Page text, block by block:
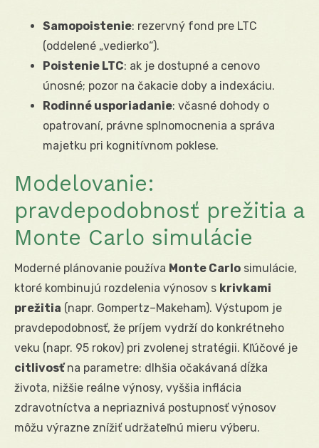
Samopoistenie: rezervný fond pre LTC
(oddelené „vedierko“).
Poistenie LTC: ak je dostupné a cenovo
únosné; pozor na čakacie doby a indexáciu.
Rodinné usporiadanie: včasné dohody o
opatrovaní, právne splnomocnenia a správa
majetku pri kognitívnom poklese.
Modelovanie:
pravdepodobnosť prežitia a
Monte Carlo simulácie
Moderné plánovanie používa Monte Carlo simulácie,
ktoré kombinujú rozdelenia výnosov s krivkami
prežitia (napr. Gompertz–Makeham). Výstupom je
pravdepodobnosť, že príjem vydrží do konkrétneho
veku (napr. 95 rokov) pri zvolenej stratégii. Kľúčové je
citlivosťna parametre: dlhšia očakávaná dĺžka
života, nižšie reálne výnosy, vyššia inflácia
zdravotníctva a nepriaznivá postupnosť výnosov
môžu výrazne znížiť udržateľnú mieru výberu.